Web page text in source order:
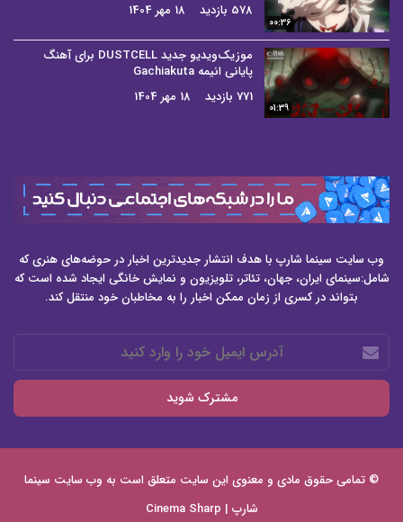
00:36
578 بازدید
18 مهر 1404
01:39
موزیک‌ویدیو جدید DUSTCELL برای آهنگ
پایانی انیمه Gachiakuta
771 بازدید
18 مهر 1404
وب سایت سینما شارپ با هدف انتشار جدیدترین اخبار در حوضه‌های هنری که
شامل:سینمای ایران، جهان، تئاتر، تلویزیون و نمایش خانگی ایجاد شده است که
بتواند در کسری از زمان ممکن اخبار را به مخاطبان خود منتقل کند.
آدرس
ایمیل
خود
وارد
© تمامی حقوق مادی و معنوی این سایت متعلق است به وب سایت سینما
شارپ | Cinema Sharp